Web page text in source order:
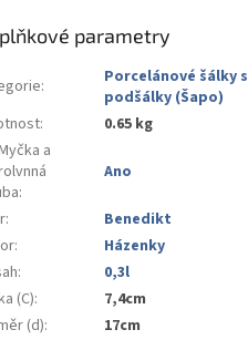
parametry
:
Porcelánové šálky s
podšálky (Šapo)
:
0.65 kg
a
:
Ano
:
Benedikt
:
Házenky
:
0,3l
(C):
7,4cm
(d): 17cm